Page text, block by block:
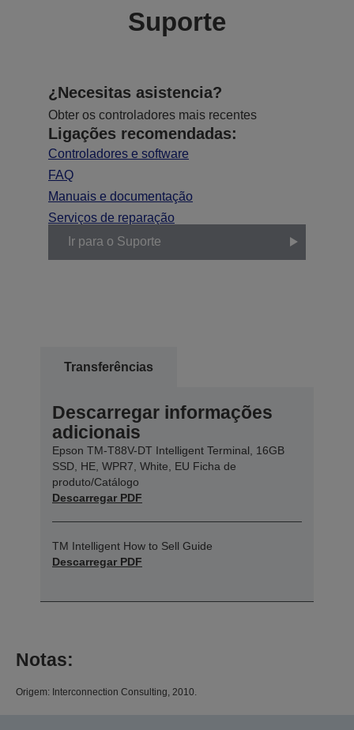
Suporte
¿Necesitas asistencia?
Obter os controladores mais recentes
Ligações recomendadas:
Controladores e software
FAQ
Manuais e documentação
Serviços de reparação
Ir para o Suporte
Transferências
Descarregar informações
adicionais
Epson TM-T88V-DT Intelligent Terminal, 16GB
SSD, HE, WPR7, White, EU Ficha de
produto/Catálogo
Descarregar PDF
TM Intelligent How to Sell Guide
Descarregar PDF
Notas:
Origem: Interconnection Consulting, 2010.